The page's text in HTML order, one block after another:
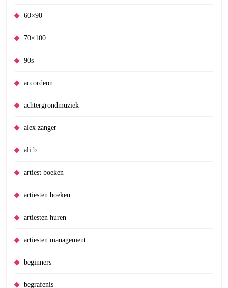
60×90
70×100
90s
accordeon
achtergrondmuziek
alex zanger
ali b
artiest boeken
artiesten boeken
artiesten huren
artiesten management
beginners
begrafenis